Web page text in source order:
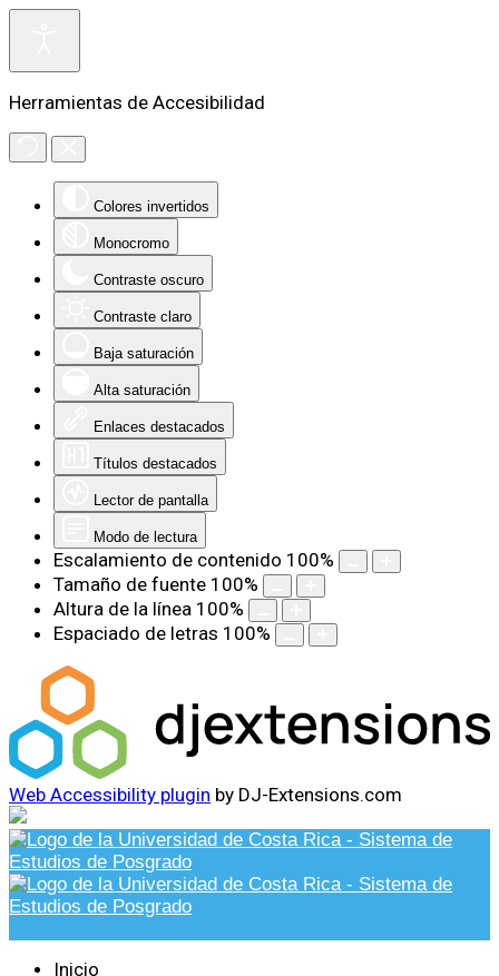
Herramientas de Accesibilidad
Colores invertidos
Monocromo
Contraste oscuro
Contraste claro
Baja saturación
Alta saturación
Enlaces destacados
Títulos destacados
Lector de pantalla
Modo de lectura
Escalamiento de contenido 100%
Tamaño de fuente 100%
Altura de la línea 100%
Espaciado de letras 100%
Web Accessibility plugin by DJ-Extensions.com
Inicio